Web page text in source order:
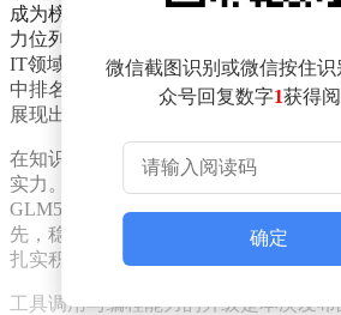
成为榜单前15名中唯一的中国大模型
力位列全球第7，编程能力排名第10，
IT领域均取得第9名的佳绩。Qwen3.7-
中排名第16，推动阿里实验室整体视觉
展现出多模态技术的全面进步。
在知识与逻辑推理等主流评测中，
实力。对比国内及国际最新模型，如
GLM5.1、DeepSeek V4 Pro等，
先，稳居国内第一。这一成绩不仅验
扎实积累，更凸显其在复杂场景下的适
工具调用与编程能力的升级是本次发布
微信截图识别或微信按住识
众号回复数字1获得
确定